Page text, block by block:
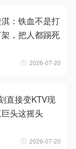
淇：铁血不是打
，把人都踢死
2026-07-20
直接变KTV现
头这摇头
2026-07-20